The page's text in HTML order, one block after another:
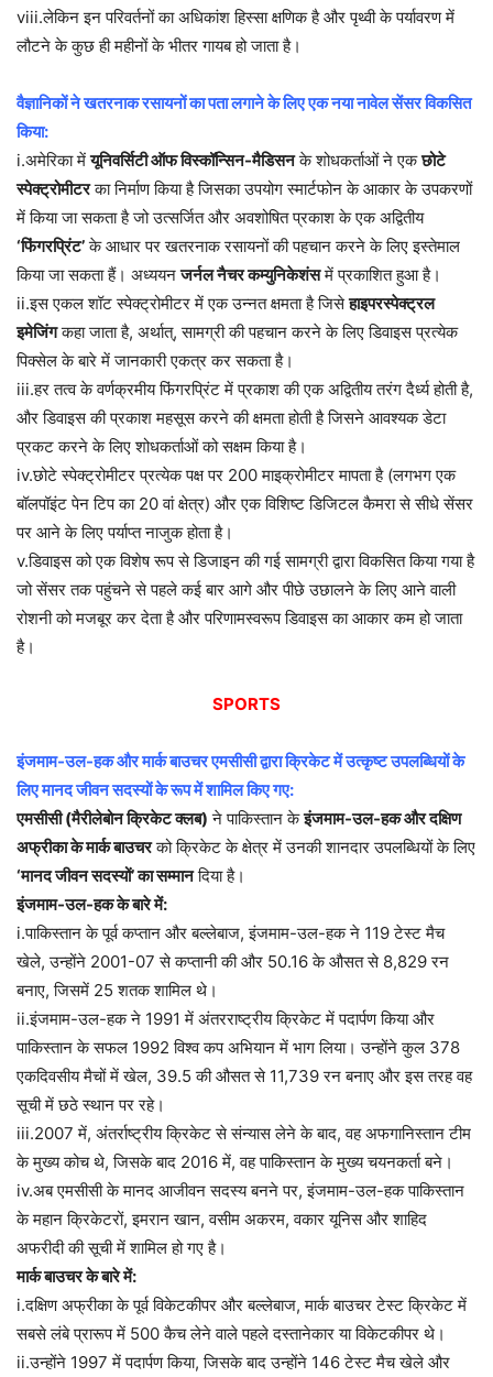
viii.लेकिन इन परिवर्तनों का अधिकांश हिस्सा क्षणिक है और पृथ्वी के पर्यावरण में
लौटने के कुछ ही महीनों के भीतर गायब हो जाता है।
वैज्ञानिकों ने खतरनाक रसायनों का पता लगाने के लिए एक नया नावेल सेंसर विकसित
किया:
i.अमेरिका मेंयूनिवर्सिटी ऑफ विस्कॉन्सिन-मैडिसनके शोधकर्ताओं ने एकछोटे
स्पेक्ट्रोमीटरका निर्माण किया है जिसका उपयोग स्मार्टफोन के आकार के उपकरणों
में किया जा सकता है जो उत्सर्जित और अवशोषित प्रकाश के एक अद्वितीय
‘फिंगरप्रिंट’के आधार पर खतरनाक रसायनों की पहचान करने के लिए इस्तेमाल
किया जा सकता हैं। अध्ययनजर्नल नैचर कम्युनिकेशंसमें प्रकाशित हुआ है।
ii.इस एकल शॉट स्पेक्ट्रोमीटर में एक उन्नत क्षमता है जिसेहाइपरस्पेक्ट्रल
इमेजिंगकहा जाता है, अर्थात्, सामग्री की पहचान करने के लिए डिवाइस प्रत्येक
पिक्सेल के बारे में जानकारी एकत्र कर सकता है।
iii.हर तत्व के वर्णक्रमीय फिंगरप्रिंट में प्रकाश की एक अद्वितीय तरंग दैर्ध्य होती है,
और डिवाइस की प्रकाश महसूस करने की क्षमता होती है जिसने आवश्यक डेटा
प्रकट करने के लिए शोधकर्ताओं को सक्षम किया है।
iv.छोटे स्पेक्ट्रोमीटर प्रत्येक पक्ष पर 200 माइक्रोमीटर मापता है (लगभग एक
बॉलपॉइंट पेन टिप का 20 वां क्षेत्र) और एक विशिष्ट डिजिटल कैमरा से सीधे सेंसर
पर आने के लिए पर्याप्त नाजुक होता है।
v.डिवाइस को एक विशेष रूप से डिजाइन की गई सामग्री द्वारा विकसित किया गया है
जो सेंसर तक पहुंचने से पहले कई बार आगे और पीछे उछालने के लिए आने वाली
रोशनी को मजबूर कर देता है और परिणामस्वरूप डिवाइस का आकार कम हो जाता
है।
SPORTS
इंजमाम-उल-हक और मार्क बाउचर एमसीसी द्वारा क्रिकेट में उत्कृष्ट उपलब्धियों के
लिए मानद जीवन सदस्यों के रूप में शामिल किए गए:
एमसीसी (मैरीलेबोन क्रिकेट क्लब) ने पाकिस्तान केइंजमाम-उल-हक और दक्षिण
अफ्रीका के मार्क बाउचरको क्रिकेट के क्षेत्र में उनकी शानदार उपलब्धियों के लिए
‘मानद जीवन सदस्यों’ का सम्मानदिया है।
इंजमाम-उल-हक के बारे में:
i.पाकिस्तान के पूर्व कप्तान और बल्लेबाज, इंजमाम-उल-हक ने 119 टेस्ट मैच
खेले, उन्होंने 2001-07 से कप्तानी की और 50.16 के औसत से 8,829 रन
बनाए, जिसमें 25 शतक शामिल थे।
ii.इंजमाम-उल-हक ने 1991 में अंतरराष्ट्रीय क्रिकेट में पदार्पण किया और
पाकिस्तान के सफल 1992 विश्व कप अभियान में भाग लिया। उन्होंने कुल 378
एकदिवसीय मैचों में खेल, 39.5 की औसत से 11,739 रन बनाए और इस तरह वह
सूची में छठे स्थान पर रहे।
iii.2007 में, अंतर्राष्ट्रीय क्रिकेट से संन्यास लेने के बाद, वह अफगानिस्तान टीम
के मुख्य कोच थे, जिसके बाद 2016 में, वह पाकिस्तान के मुख्य चयनकर्ता बने।
iv.अब एमसीसी के मानद आजीवन सदस्य बनने पर, इंजमाम-उल-हक पाकिस्तान
के महान क्रिकेटरों, इमरान खान, वसीम अकरम, वकार यूनिस और शाहिद
अफरीदी की सूची में शामिल हो गए है।
मार्क बाउचर के बारे में:
i.दक्षिण अफ्रीका के पूर्व विकेटकीपर और बल्लेबाज, मार्क बाउचर टेस्ट क्रिकेट में
सबसे लंबे प्रारूप में 500 कैच लेने वाले पहले दस्तानेकार या विकेटकीपर थे।
ii.उन्होंने 1997 में पदार्पण किया, जिसके बाद उन्होंने 146 टेस्ट मैच खेले और